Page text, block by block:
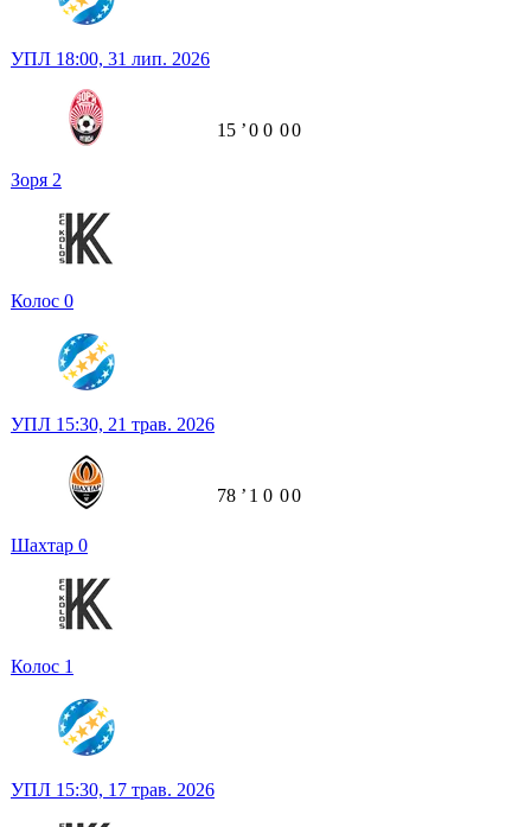
УПЛ 18:00, 31 лип. 2026
Зоря 2
Колос 0
15 ʼ0 0 00
УПЛ 15:30, 21 трав. 2026
Шахтар 0
Колос 1
78 ʼ 1 0 00
УПЛ 15:30, 17 трав. 2026